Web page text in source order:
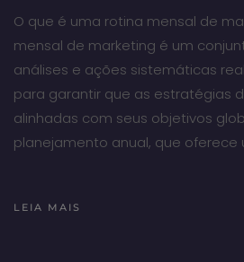
O que é uma rotina mensal de
mensal de marketing é um
análises e ações sistemáticas
para garantir que as estratégias
alinhadas com seus objetivos
planejamento anual, que oferece
LEIA MAIS